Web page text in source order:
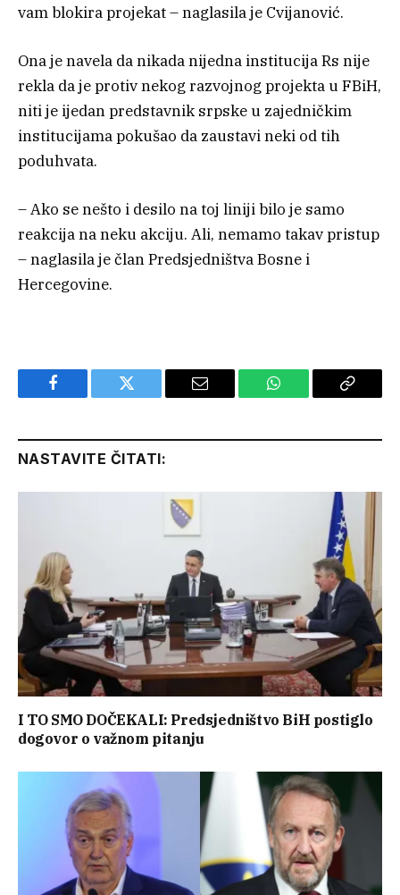
vam blokira projekat – naglasila je Cvijanović.
Ona je navela da nikada nijedna institucija Rs nije
rekla da je protiv nekog razvojnog projekta u FBiH,
niti je ijedan predstavnik srpske u zajedničkim
institucijama pokušao da zaustavi neki od tih
poduhvata.
– Ako se nešto i desilo na toj liniji bilo je samo
reakcija na neku akciju. Ali, nemamo takav pristup
– naglasila je član Predsjedništva Bosne i
Hercegovine.
Facebook Twitter Email WhatsApp Copy
NASTAVITE ČITATI:
I TO SMO DOČEKALI: Predsjedništvo BiH postiglo
dogovor o važnom pitanju